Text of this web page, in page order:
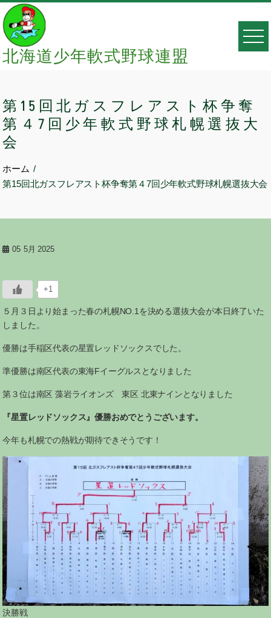
Skip
to
content
北海道少年軟式野球連盟
第15回北ガスフレアスト杯争奪
第４7回少年軟式野球札幌選抜大
会
ホーム
第15回北ガスフレアスト杯争奪第４7回少年軟式野球札幌選抜大会
05 5月 2025
+1
５月３日より始まった春の札幌NO.1を決める選抜大会が本日終了いた
しました。
優勝は手稲区代表の星置レッドソックスでした。
準優勝は南区代表の東海Fイーグルスとなりました
第３位は南区 藻岩ライオンズ 東区 北東ナインとなりました
『星置レッドソックス』優勝おめでとうございます。
今年も札幌での熱戦が期待できそうです！
決勝戦